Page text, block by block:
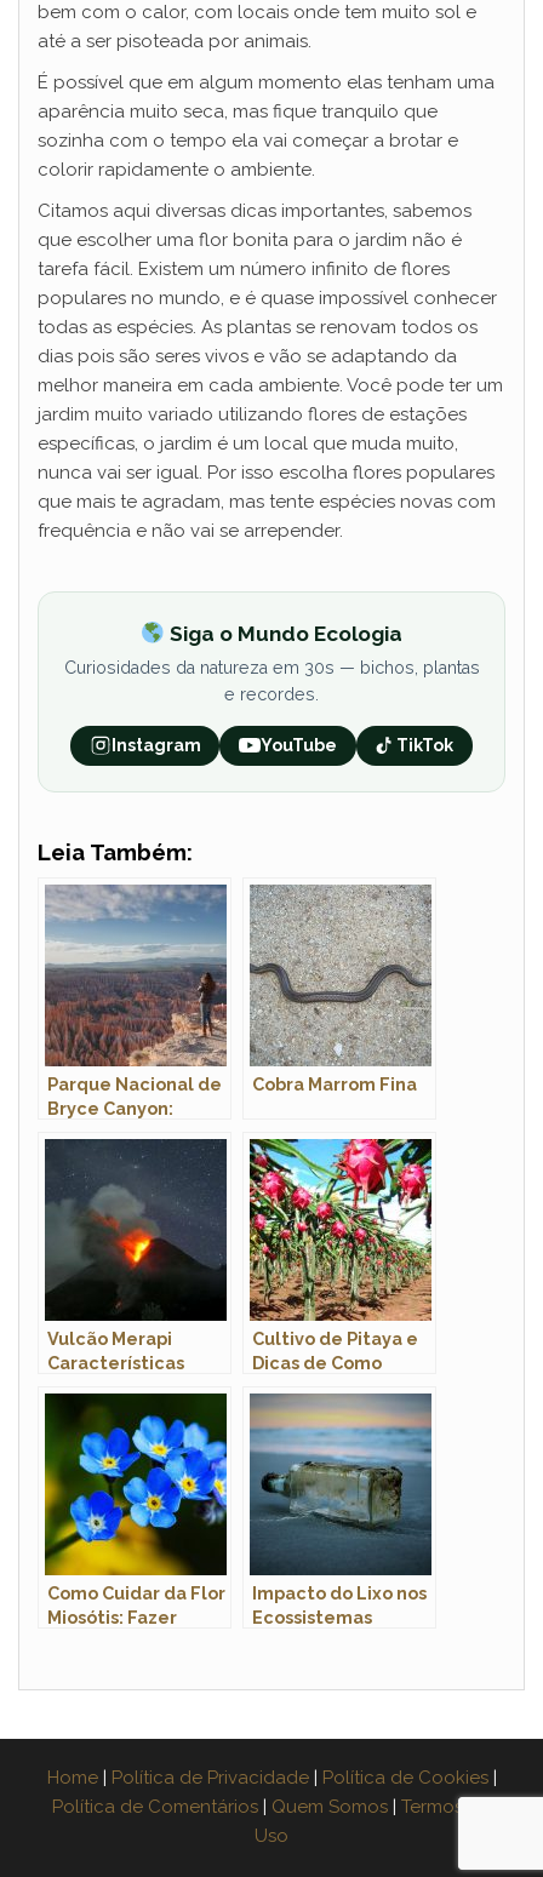
bem com o calor, com locais onde tem muito sol e
até a ser pisoteada por animais.
É possível que em algum momento elas tenham uma
aparência muito seca, mas fique tranquilo que
sozinha com o tempo ela vai começar a brotar e
colorir rapidamente o ambiente.
Citamos aqui diversas dicas importantes, sabemos
que escolher uma flor bonita para o jardim não é
tarefa fácil. Existem um número infinito de flores
populares no mundo, e é quase impossível conhecer
todas as espécies. As plantas se renovam todos os
dias pois são seres vivos e vão se adaptando da
melhor maneira em cada ambiente. Você pode ter um
jardim muito variado utilizando flores de estações
específicas, o jardim é um local que muda muito,
nunca vai ser igual. Por isso escolha flores populares
que mais te agradam, mas tente espécies novas com
frequência e não vai se arrepender.
Siga o Mundo Ecologia
Curiosidades da natureza em 30s — bichos, plantas
e recordes.
Instagram YouTube TikTok
Leia Também:
Parque Nacional de
Bryce Canyon:
Rochosas e Lazer
Cobra Marrom Fina
Vulcão Merapi
Características
Cultivo de Pitaya e
Dicas de Como
Como Cuidar da Flor
Miosótis: Fazer
Impacto do Lixo nos
Ecossistemas
Home | Política de Privacidade | Política de Cookies |
Política de Comentários | Quem Somos | Termos de
Uso